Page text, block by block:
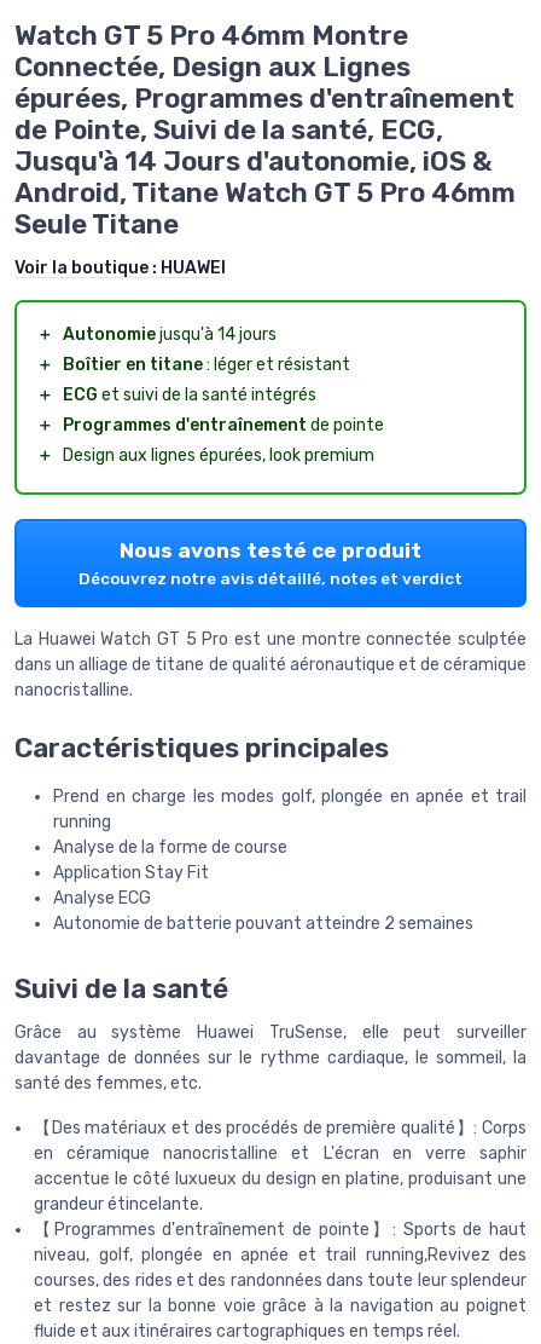
Watch GT 5 Pro 46mm Montre
Connectée, Design aux Lignes
épurées, Programmes d'entraînement
de Pointe, Suivi de la santé, ECG,
Jusqu'à 14 Jours d'autonomie, iOS &
Android, Titane Watch GT 5 Pro 46mm
Seule Titane
Voir la boutique : HUAWEI
＋ Autonomiejusqu'à 14 jours
＋
Boîtier en titane: léger et résistant
＋
ECG et suivi de la santé intégrés
＋
Programmes d'entraînement de pointe
＋
Design aux lignes épurées, look premium
Nous avons testé ce produit
Découvrez notre avis détaillé, notes et verdict
La Huawei Watch GT 5 Pro est une montre connectée sculptée
dans un alliage de titane de qualité aéronautique et de céramique
nanocristalline.
Caractéristiques principales
Prend en charge les modes golf, plongée en apnée et trail
running
Analyse de la forme de course
Application Stay Fit
Analyse ECG
Autonomie de batterie pouvant atteindre 2 semaines
Suivi de la santé
Grâce au système Huawei TruSense, elle peut surveiller
davantage de données sur le rythme cardiaque, le sommeil, la
santé des femmes, etc.
【Des matériaux et des procédés de première qualité】: Corps
en céramique nanocristalline et L'écran en verre saphir
accentue le côté luxueux du design en platine, produisant une
grandeur étincelante.
【Programmes d'entraînement de pointe】: Sports de haut
niveau, golf, plongée en apnée et trail running,Revivez des
courses, des rides et des randonnées dans toute leur splendeur
et restez sur la bonne voie grâce à la navigation au poignet
fluide et aux itinéraires cartographiques en temps réel.